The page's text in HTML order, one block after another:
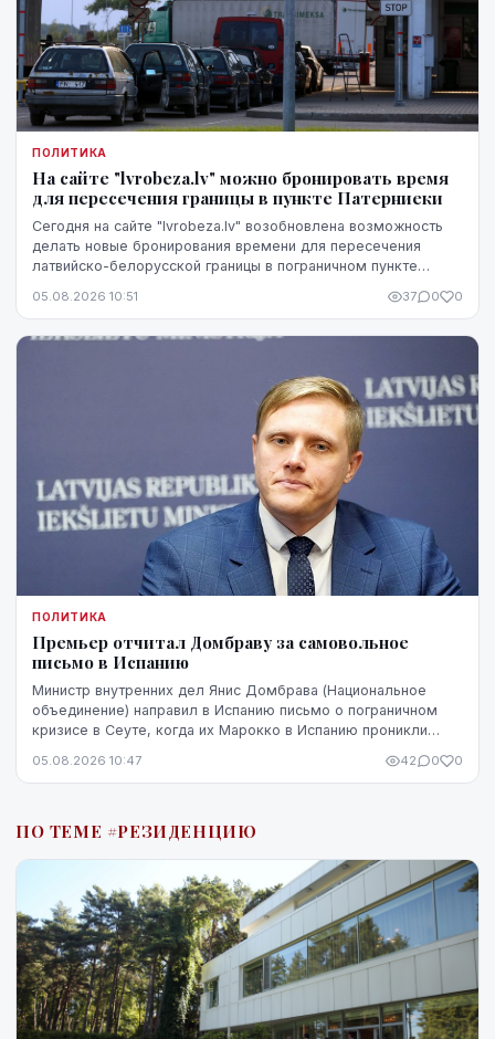
ПОЛИТИКА
На сайте "lvrobeza.lv" можно бронировать время
для пересечения границы в пункте Патерниеки
Сегодня на сайте "lvrobeza.lv" возобновлена возможность
делать новые бронирования времени для пересечения
латвийско-белорусской границы в пограничном пункте
05.08.2026 10:51 37 0 0
ПОЛИТИКА
Премьер отчитал Домбраву за самовольное
письмо в Испанию
Министр внутренних дел Янис Домбрава (Национальное
объединение) направил в Испанию письмо о пограничном
кризисе в Сеуте, когда их Марокко в Испанию проникли
чувствительно.
05.08.2026 10:47 42 0 0
ПО ТЕМЕ #РЕЗИДЕНЦИЮ